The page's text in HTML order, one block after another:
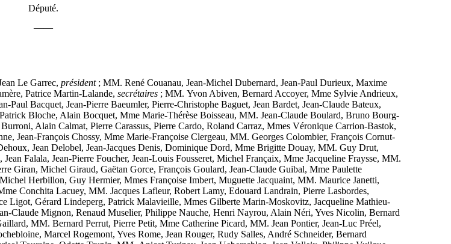
Député.
——
Le Garrec, président; MM. René Couanau, Jean-Michel Dubernard, Jean-Paul Durieux, Maxime
Patrice Martin-Lalande, secrétaires ; MM. Yvon Abiven, Bernard Accoyer, Mme Sylvie Andrieux,
Bacquet, Jean-Pierre Baeumler, Pierre-Christophe Baguet, Jean Bardet, Jean-Claude Bateux,
Bloche, Alain Bocquet, Mme Marie-Thérèse Boisseau, MM. Jean-Claude Boulard, Bruno Bourg-
Alain Calmat, Pierre Carassus, Pierre Cardo, Roland Carraz, Mmes Véronique Carrion-Bastok,
Jean-François Chossy, Mme Marie-Françoise Clergeau, MM. Georges Colombier, François Cornut-
Jean Delobel, Jean-Jacques Denis, Dominique Dord, Mme Brigitte Douay, MM. Guy Drut,
Falala, Jean-Pierre Foucher, Jean-Louis Fousseret, Michel Françaix, Mme Jacqueline Fraysse, MM.
Giran, Michel Giraud, Gaëtan Gorce, François Goulard, Jean-Claude Guibal, Mme Paulette
Herbillon, Guy Hermier, Mmes Françoise Imbert, Muguette Jacquaint, MM. Maurice Janetti,
Conchita Lacuey, MM. Jacques Lafleur, Robert Lamy, Edouard Landrain, Pierre Lasbordes,
Gérard Lindeperg, Patrick Malavieille, Mmes Gilberte Marin-Moskovitz, Jacqueline Mathieu-
Claude Mignon, Renaud Muselier, Philippe Nauche, Henri Nayrou, Alain Néri, Yves Nicolin, Bernard
MM. Bernard Perrut, Pierre Petit, Mme Catherine Picard, MM. Jean Pontier, Jean-Luc Préel,
Marcel Rogemont, Yves Rome, Jean Rouger, Rudy Salles, André Schneider, Bernard